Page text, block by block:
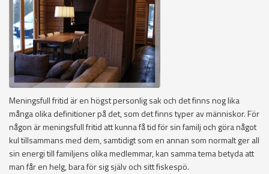
Meningsfull fritid är en högst personlig sak och det finns nog lika
många olika definitioner på det, som det finns typer av människor. För
någon är meningsfull fritid att kunna få tid för sin familj och göra något
kul tillsammans med dem, samtidigt som en annan som normalt ger all
sin energi till familjens olika medlemmar, kan samma tema betyda att
man får en helg, bara för sig själv och sitt fiskespö.